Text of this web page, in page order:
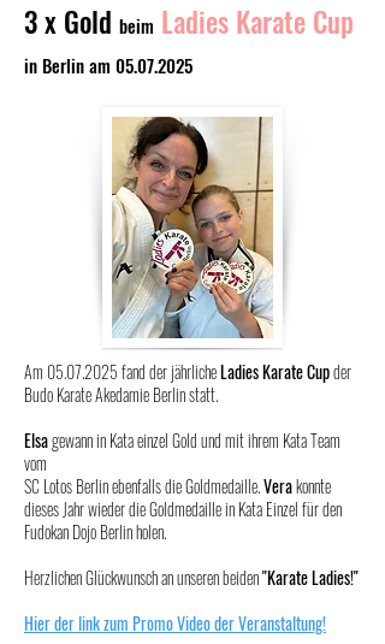
3 x Gold beim Ladies Karate Cup
in Berlin am 05.07.2025
Am 05.07.2025fand der jährlicheLadies Karate Cupder
Budo Karate Akedamie Berlin statt.
Elsagewann in Kata einzel Gold und mit ihrem Kata Team
vom
SC Lotos Berlin ebenfalls die Goldmedaille.Verakonnte
dieses Jahr wieder die Goldmedaille in Kata Einzel für den
Fudokan Dojo Berlin holen.
Herzlichen Glückwunsch an unseren beiden"Karate Ladies!"
Hier der link zum Promo Video der Veranstaltung!